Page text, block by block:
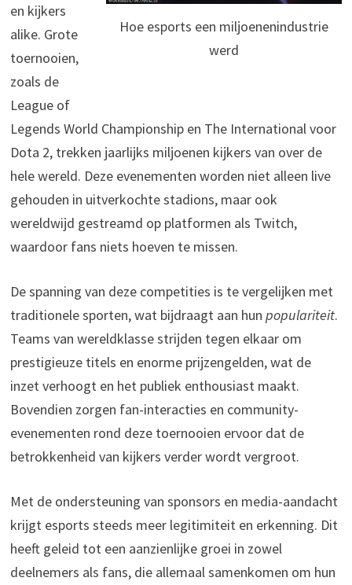
Hoe esports een miljoenenindustrie
werd
en kijkers
alike. Grote
toernooien,
zoals de
League of
Legends World Championship en The International voor
Dota 2, trekken jaarlijks miljoenen kijkers van over de
hele wereld. Deze evenementen worden niet alleen live
gehouden in uitverkochte stadions, maar ook
wereldwijd gestreamd op platformen als Twitch,
waardoor fans niets hoeven te missen.
De spanning van deze competities is te vergelijken met
traditionele sporten, wat bijdraagt aan hun populariteit.
Teams van wereldklasse strijden tegen elkaar om
prestigieuze titels en enorme prijzengelden, wat de
inzet verhoogt en het publiek enthousiast maakt.
Bovendien zorgen fan-interacties en community-
evenementen rond deze toernooien ervoor dat de
betrokkenheid van kijkers verder wordt vergroot.
Met de ondersteuning van sponsors en media-aandacht
krijgt esports steeds meer legitimiteit en erkenning. Dit
heeft geleid tot een aanzienlijke groei in zowel
deelnemers als fans, die allemaal samenkomen om hun